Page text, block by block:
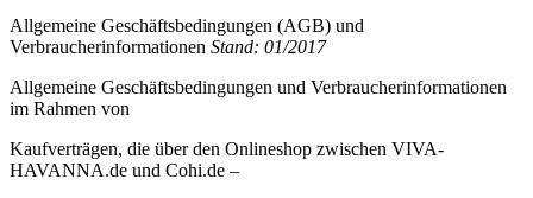
Allgemeine Geschäftsbedingungen (AGB) und
Verbraucherinformationen Stand: 01/2017
Allgemeine Geschäftsbedingungen und Verbraucherinformationen
im Rahmen von
Kaufverträgen, die über den Onlineshop zwischen VIVA-
HAVANNA.de und Cohi.de –